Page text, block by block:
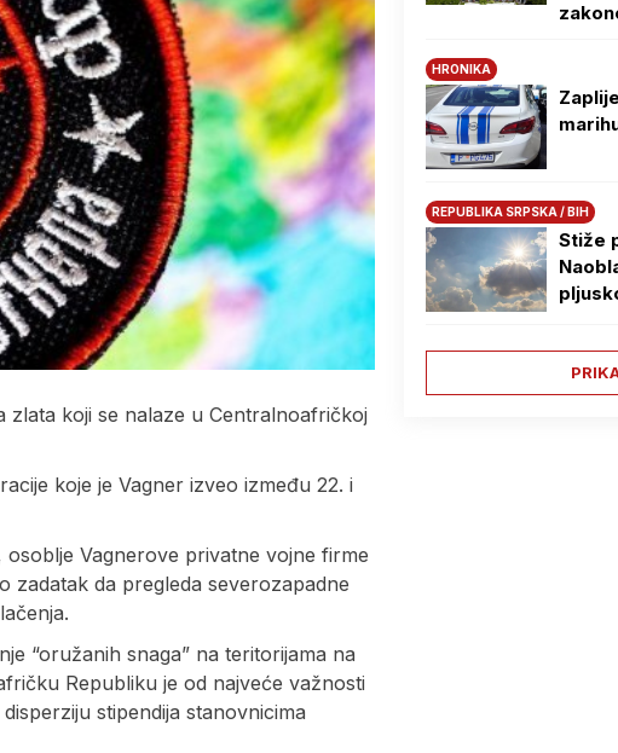
koji se nalaze u Centralnoafričkoj
koje je Vagner izveo između 22. i
Vagnerove privatne vojne firme
zadatak da pregleda severozapadne
“oružanih snaga” na teritorijama na
Republiku je od najveće važnosti
stipendija stanovnicima
HRONIKA
REPUBLIKA SRPSKA / BIH
Stiže